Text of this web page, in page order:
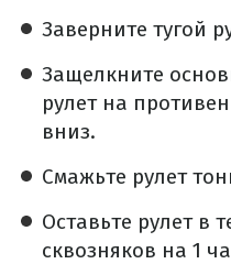
Заверните тугой
Защелкните
рулет на
вниз.
Смажьте рулет
Оставьте рулет в
сквозняков на 1